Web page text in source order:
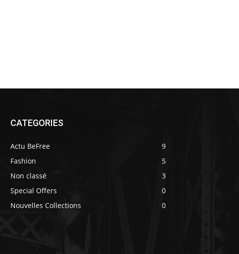
CATEGORIES
Actu BeFree
9
Fashion
5
Non classé
3
Special Offers
0
Nouvelles Collections
0